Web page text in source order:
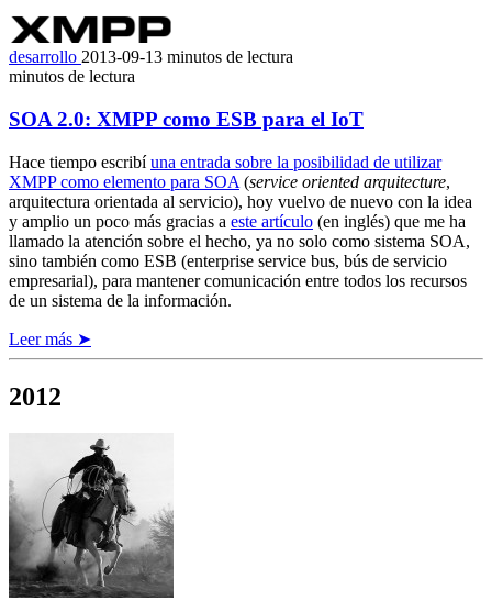
desarrollo 2013-09-13 minutos de lectura
minutos de lectura
SOA 2.0: XMPP como ESB para el IoT
Hace tiempo escribíuna entrada sobre la posibilidad de utilizar
XMPP como elemento para SOA (service oriented arquitecture,
arquitectura orientada al servicio), hoy vuelvo de nuevo con la idea
y amplio un poco más gracias a este artículo (en inglés) que me ha
llamado la atención sobre el hecho, ya no solo como sistema SOA,
sino también como ESB (enterprise service bus, bús de servicio
empresarial), para mantener comunicación entre todos los recursos
de un sistema de la información.
Leer más ➤
2012